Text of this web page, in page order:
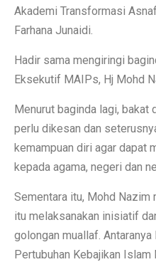
Akademi Transformasi
Farhana Junaidi.
Hadir sama mengiringi
Eksekutif MAIPs, Hj Mohd
Menurut baginda lagi, bakat
perlu dikesan dan
kemampuan diri agar dapat
kepada agama, negeri dan
Sementara itu, Mohd Nazim
itu melaksanakan inisiatif
golongan muallaf.
Pertubuhan Kebajikan